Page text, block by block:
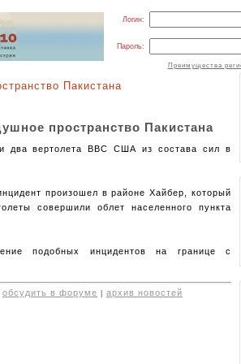
Логин:
Пароль:
Преимущества
Пакистана
пространство Пакистана
два вертолета ВВС США из состава сил в
произошел в районе Хайбер, который
совершили облет населенного пункта
подобных инцидентов на границе с
обсудить в форуме архив новостей